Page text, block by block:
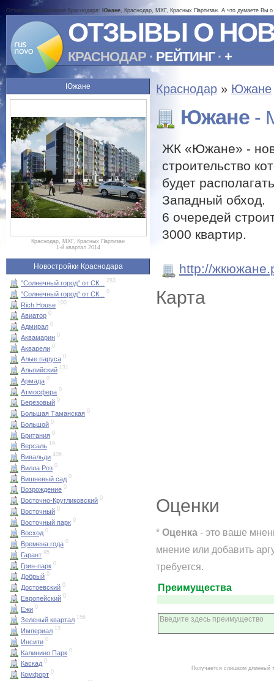
Отзывы о микрорайоне Краснодара: Южане, Краснодар, МХГ, Красных Партизан. А что думаете Вы
ОТЗЫВЫ О
КРАСНОДАР · РЕЙТИНГ· +
Южане
Краснодар, МХГ, Красных Партизан
1-й квартал 2014
Новостройки Краснодара
"Солнечный город" от СК... 283
"Солнечный город" от СК... 0
Rich House 100
Авиатор 0
Адмирал 0
Аквамарин 0
Акварели 0
Алые паруса 0
Альпийский 131
Армада 0
Атмосфера 0
Березовый 0
Большая Таманская 0
Большой 0
Британия 0
Версаль 19
Вивальди 406
Вилла Роз 0
Вишневый сад 0
Возрождение 0
Восточно-Кругликовский 0
Восточный 0
Восточный парк 0
Восход 0
Времена года 0
Гарант 95
Грин-парк 0
Добрый 0
Достоевский 0
Европейский 0
Ежи 0
Зеленый квартал 156
Империал 13
Инсити 0
Калинино Парк 0
Каскад 0
Комфорт 0
Краснодар » Южане
Южане -
ЖК «Южане» -
строительство
будет
Западный обход.
6 очередей
3000 квартир.
http://
Карта
Оценки
* Оценка - это ваше
мнение или добавить
требуется.
Преимущества
Получается слишком длинный